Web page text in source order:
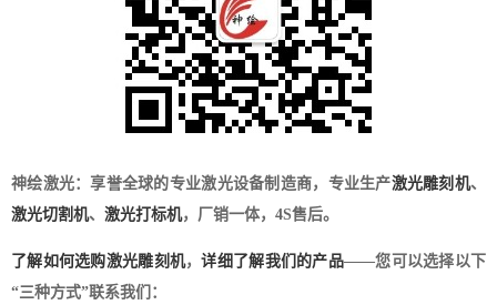
神绘激光：享誉全球的专业激光设备制造商，专业生产激光雕刻机、
激光切割机、 激光打标机，厂销一体，4S售后。
了解如何选购激光雕刻机，详细了解我们的产品——您可以选择以下
“三种方式”联系我们：